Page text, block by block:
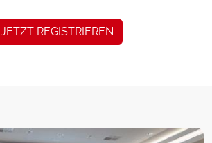
JETZT REGISTRIEREN